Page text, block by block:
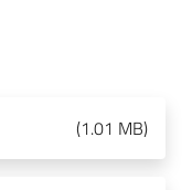
(1.01 MB)